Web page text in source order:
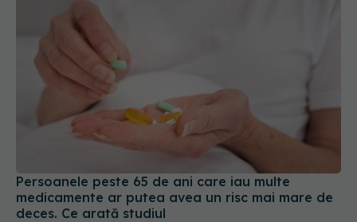
Persoanele peste 65 de ani care iau multe
medicamente ar putea avea un risc mai mare de
deces. Ce arată studiul